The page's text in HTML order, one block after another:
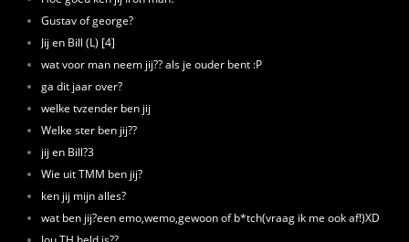
Gustav of george?
Jij en Bill (L) [4]
wat voor man neem jij?? als je ouder bent :P
ga dit jaar over?
welke tvzender ben jij
Welke ster ben jij??
jij en Bill?3
Wie uit TMM ben jij?
ken jij mijn alles?
wat ben jij?een emo,wemo,gewoon of b*tch(vraag ik me ook af!)XD